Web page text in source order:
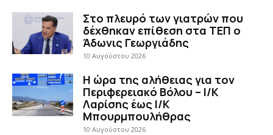
Στο πλευρό των γιατρών που
δέχθηκαν επίθεση στα ΤΕΠ ο
Άδωνις Γεωργιάδης
10 Αυγούστου 2026
H ώρα της αλήθειας για τον
Περιφερειακό Βόλου – Ι/Κ
Λαρίσης έως Ι/Κ
Μπουρμπουλήθρας
10 Αυγούστου 2026